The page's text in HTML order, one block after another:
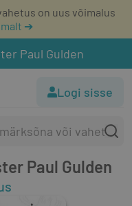
on uus võimalus
➔
Paul Gulden
Logi sisse
Paul Gulden